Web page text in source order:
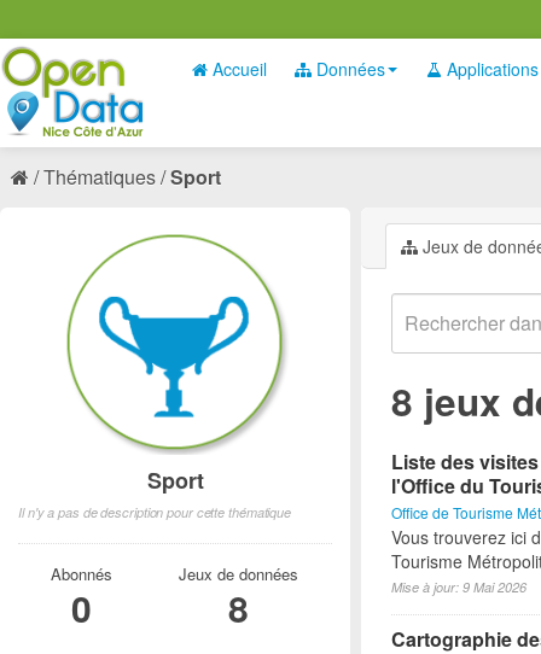
Accueil Données Applications
Thématiques Sport
Jeux de
8 jeux
Liste des
l'Office du
Office de Tourisme
Vous trouverez ici
Tourisme
Mise à jour: 9 Mai 2026
Cartographie
Sport
Il n'y a pas de description pour cette thématique
Abonnés
0
Jeux de données
8